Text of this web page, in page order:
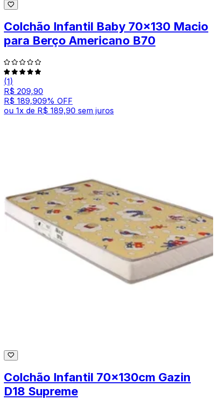
Colchão Infantil Baby 70x130 Macio
para Berço Americano B70
(1)
R$ 209,90
R$ 189,909% OFF
ou 1x de R$ 189,90 sem juros
Colchão Infantil 70x130cm Gazin
D18 Supreme